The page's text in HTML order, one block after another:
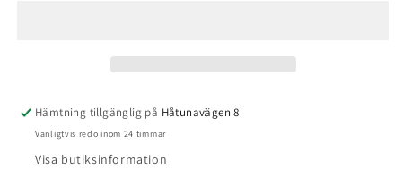
Hämtning tillgänglig på Håtunavägen 8
Vanligtvis redo inom 24 timmar
Visa butiksinformation